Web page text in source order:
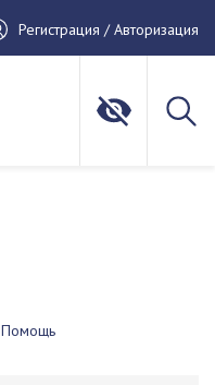
Регистрация / Авторизация
Помощь